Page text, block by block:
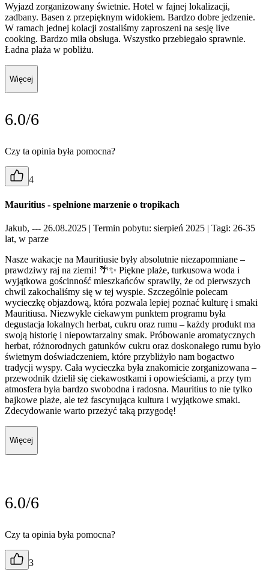
Wyjazd zorganizowany świetnie. Hotel w fajnej lokalizacji,
zadbany. Basen z przepięknym widokiem. Bardzo dobre jedzenie.
W ramach jednej kolacji zostaliśmy zaproszeni na sesję live
cooking. Bardzo miła obsługa. Wszystko przebiegało sprawnie.
Ładna plaża w pobliżu.
Więcej
6.0/6
Czy ta opinia była pomocna?
4
Mauritius - spełnione marzenie o tropikach
Jakub, --- 26.08.2025 | Termin pobytu: sierpień 2025 | Tagi: 26-35
lat, w parze
Nasze wakacje na Mauritiusie były absolutnie niezapomniane –
prawdziwy raj na ziemi! 🌴✨ Piękne plaże, turkusowa woda i
wyjątkowa gościnność mieszkańców sprawiły, że od pierwszych
chwil zakochaliśmy się w tej wyspie. Szczególnie polecam
wycieczkę objazdową, która pozwala lepiej poznać kulturę i smaki
Mauritiusa. Niezwykle ciekawym punktem programu była
degustacja lokalnych herbat, cukru oraz rumu – każdy produkt ma
swoją historię i niepowtarzalny smak. Próbowanie aromatycznych
herbat, różnorodnych gatunków cukru oraz doskonałego rumu było
świetnym doświadczeniem, które przybliżyło nam bogactwo
tradycji wyspy. Cała wycieczka była znakomicie zorganizowana –
przewodnik dzielił się ciekawostkami i opowieściami, a przy tym
atmosfera była bardzo swobodna i radosna. Mauritius to nie tylko
bajkowe plaże, ale też fascynująca kultura i wyjątkowe smaki.
Zdecydowanie warto przeżyć taką przygodę!
Więcej
6.0/6
Czy ta opinia była pomocna?
3